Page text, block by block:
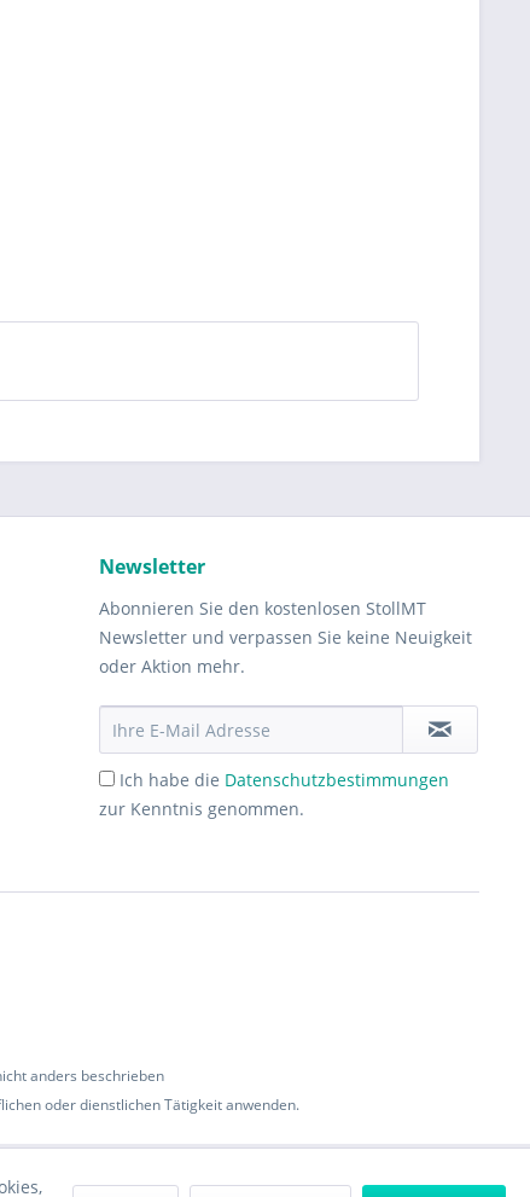
Newsletter
Abonnieren Sie den kostenlosen StollMT
Newsletter und verpassen Sie keine Neuigkeit
oder Aktion mehr.
Ich habe die Datenschutzbestimmungen
zur Kenntnis genommen.
anders beschrieben
oder dienstlichen Tätigkeit anwenden.